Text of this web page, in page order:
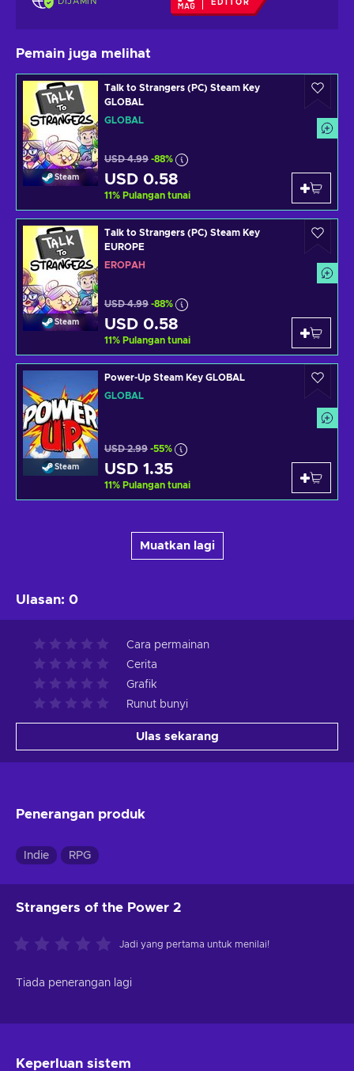
EDITOR
Pemain juga melihat
Steam
Talk to Strangers (PC) Steam Key
GLOBAL
GLOBAL
USD 4.99 -88%
USD 0.58
11% Pulangan tunai
Steam
Talk to Strangers (PC) Steam Key
EUROPE
EROPAH
USD 4.99 -88%
USD 0.58
11% Pulangan tunai
Steam
Power-Up Steam Key GLOBAL
GLOBAL
USD 2.99 -55%
USD 1.35
11% Pulangan tunai
Muatkan lagi
Ulasan: 0
Cara permainan
Cerita
Grafik
Runut bunyi
Ulas sekarang
Penerangan produk
Indie RPG
Strangers of the Power 2
Jadi yang pertama untuk menilai!
Tiada penerangan lagi
Keperluan sistem